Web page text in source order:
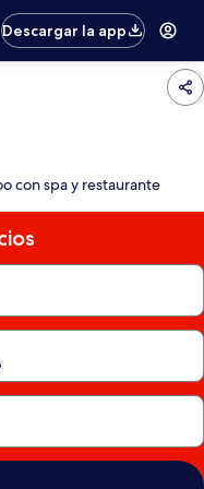
Descargar la app
con spa y restaurante